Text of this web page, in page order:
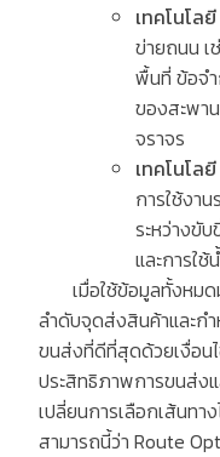
เทคโนโลยี
ข่ายถนน
พื้นที่ ข้อจ
ของสะพา
จราจร
เทคโนโลยี
การใช้งาน
ระหว่างขั
และการใช้
เมื่อใช้ข้อมูลทั้งหมด
ลำดับจุดส่งสินค้าและก
ขนส่งที่ดีที่สุดด้วยเงื่อน
ประสิทธิภาพการขนส่ง
เปลี่ยนการเลือกเส้นทา
สามารถนี้ว่า Route